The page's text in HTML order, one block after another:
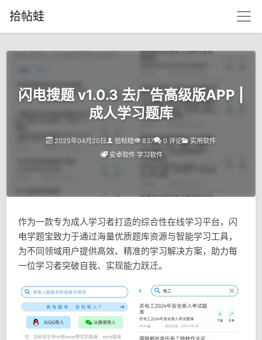
拾帖蛙
闪电搜题 v1.0.3 去广告高级版APP |
成人学习题库
2025年04月20日 拾帖蛙 837 0 评论
实用软件
安卓软件 学习软件
作为一款专为成人学习者打造的综合性在线学习平台，闪
电学题宝致力于通过海量优质题库资源与智能学习工具，
为不同领域用户提供高效、精准的学习解决方案，助力每
一位学习者突破自我、实现能力跃迁。